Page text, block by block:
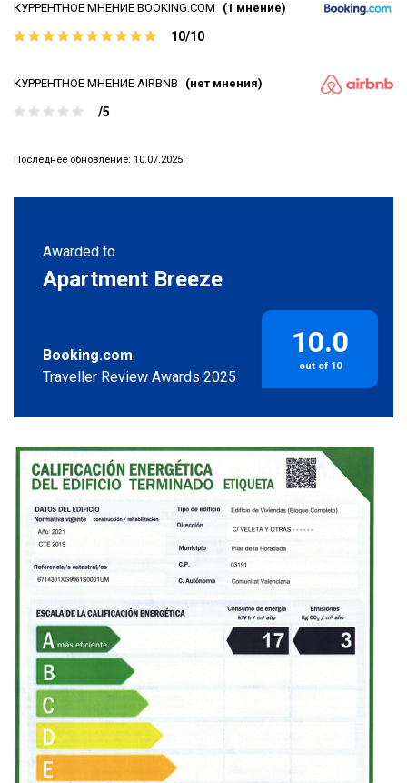
КУРРЕНТНОЕ МНЕНИЕ BOOKING.COM (1 мнение)
10/10
КУРРЕНТНОЕ МНЕНИЕ AIRBNB (нет мнения)
/5
Последнее обновление: 10.07.2025
Awarded to
Apartment Breeze
Booking.com
Traveller Review Awards 2025
10.0
out of 10